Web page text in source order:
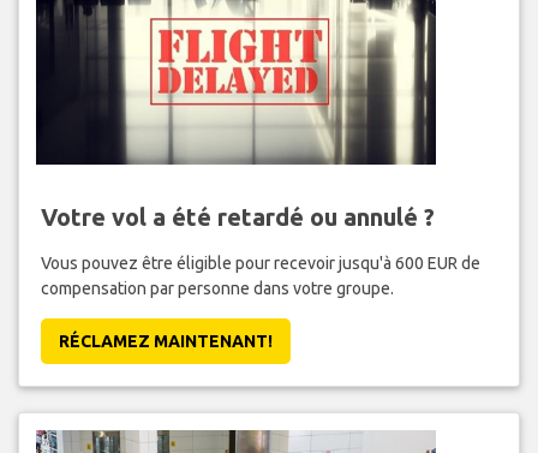
Votre vol a été retardé ou annulé ?
Vous pouvez être éligible pour recevoir jusqu'à 600 EUR de
compensation par personne dans votre groupe.
RÉCLAMEZ MAINTENANT!